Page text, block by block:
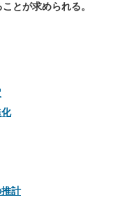
とが求められる。
計